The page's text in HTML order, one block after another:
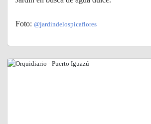
Foto: @jardindelospicaflores